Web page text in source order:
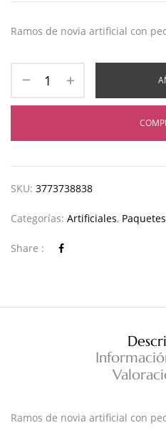
Ramos de novia artificial con
SKU: 3773738838
Categorías: Artificiales, Paquetes
Share :
Ramos de novia artificial con